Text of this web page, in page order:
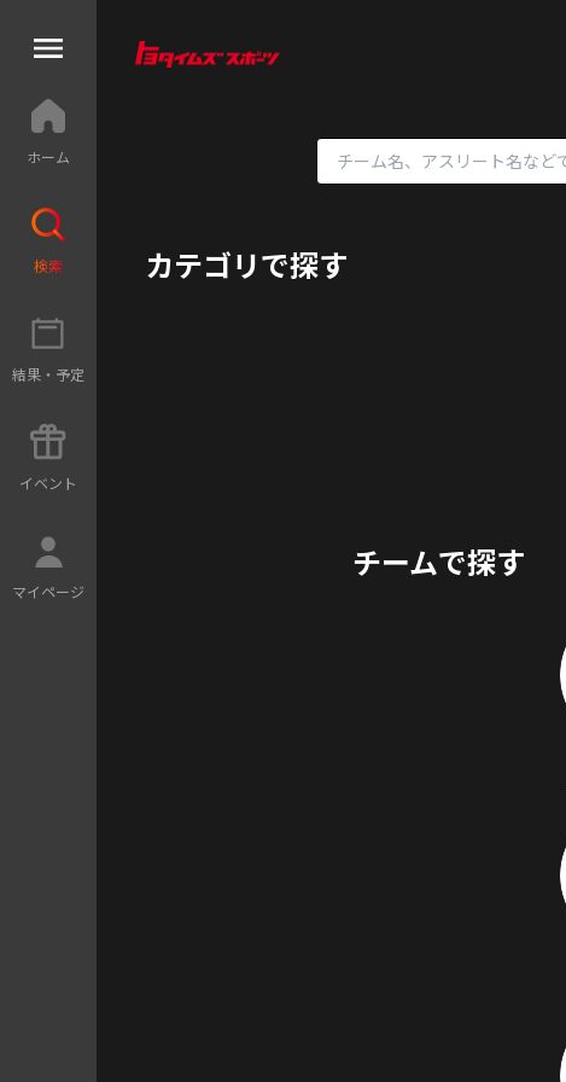
ホーム
検索
結果 ・ 予定
イベン ト
マイページ
カテゴリで探す
チームで探す